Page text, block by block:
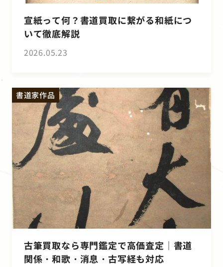
宣紙って何？書道買取に繋がる和紙につ
いて徹底解説
2026.05.23
その他
書道家作品
古筆買取なら専門鑑定で高価査定｜書道
関係・和歌・消息・古写経も対応